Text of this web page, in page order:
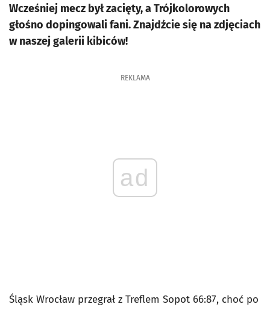
Wcześniej mecz był zacięty, a Trójkolorowych
głośno dopingowali fani. Znajdźcie się na zdjęciach
w naszej galerii kibiców!
REKLAMA
ad
Śląsk Wrocław przegrał z Treflem Sopot 66:87, choć po